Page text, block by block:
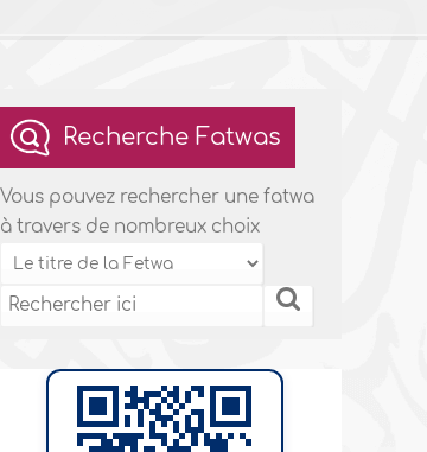
Recherche Fatwas
Vous pouvez rechercher une fatwa
à travers de nombreux choix